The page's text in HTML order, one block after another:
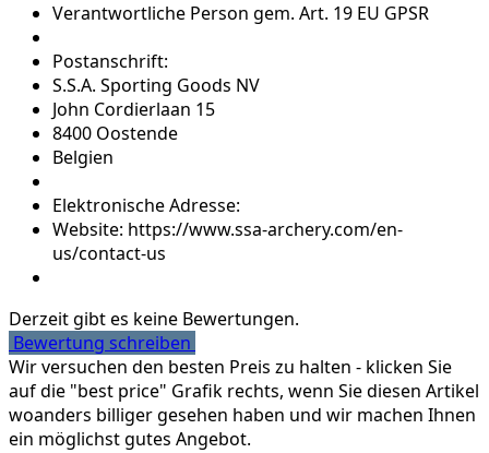
Verantwortliche Person gem. Art. 19 EU GPSR
Postanschrift:
S.S.A. Sporting Goods NV
John Cordierlaan 15
8400 Oostende
Belgien
Elektronische Adresse:
Website: https://www.ssa-archery.com/en-
us/contact-us
Derzeit gibt es keine Bewertungen.
Bewertung schreiben
Wir versuchen den besten Preis zu halten - klicken Sie
auf die "best price" Grafik rechts, wenn Sie diesen Artikel
woanders billiger gesehen haben und wir machen Ihnen
ein möglichst gutes Angebot.